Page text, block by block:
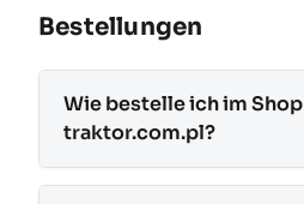
Bestellungen
Wie bestelle ich im Shop
traktor.com.pl?